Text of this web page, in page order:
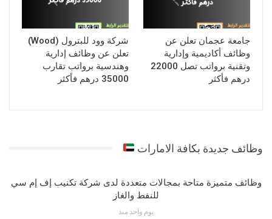
جامعة عجمان تعلن عن
وظائف أكاديمية وإدارية
وتقنية برواتب تصل 22000
درهم فأكثر
شركة وود للبترول (Wood)
تعلن عن وظائف إدارية
وهندسية برواتب تقارب
35000 درهم فأكثر
وظائف جديدة بكافة الامارات
وظائف متميزة متاحة بمجالات متعددة لدى شركة تكنيب إف إم سي
للنفط والغاز
يوم واحد منذ